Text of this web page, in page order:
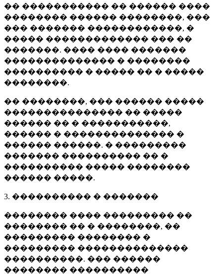
�� ����������� �� ������ ����
�������� ������ ��������, ���
��� ������� ������������, �
����� ������������� ��� ��
�������. ���� ���� �������
�������������� � ��������
���������� � ����� �� � �����
��������.
�� ��������, ��� ������ �����
��������������� �� �����
������ �� � �����������,
������ � �������������� �
������ ������. � ���������
������� ���������� �� �
���������� ����� ��������
������ �����.
3. ���������� � �������
�������� ���� ��������� ��
�������� �� � ��������, ��
��������� �������� �
��������� ��������������
����������. ��� ������
�������� ����������